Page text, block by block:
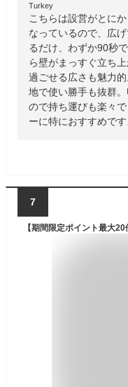
Turkey
こちらは設営がとに
なっているので、広
るだけ、わずか90秒
ら壁がまっすぐ立ち
過ごせる広さも魅力
地で使い勝手も抜群
ので持ち運びも楽々
ーに特におすすめです
7